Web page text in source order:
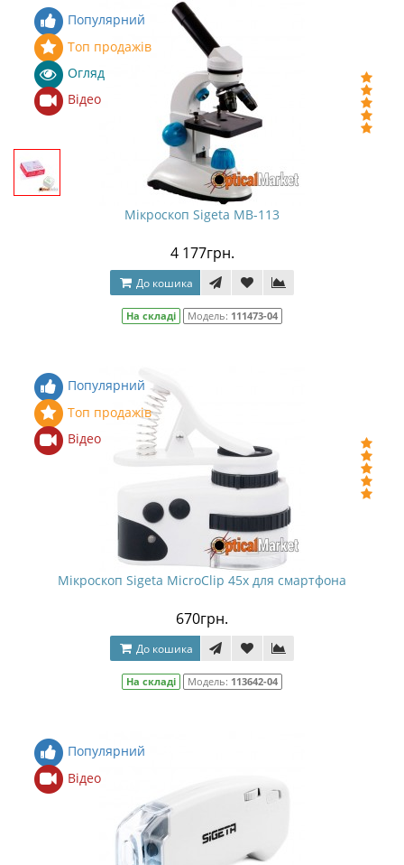
Популярний
Топ продажів
Огляд
Відео
Мікроскоп Sigeta MB-113
4 177грн.
До кошика
На складі Модель: 111473-04
Популярний
Топ продажів
Відео
Мікроскоп Sigeta MicroClip 45x для смартфона
670грн.
До кошика
На складі Модель: 113642-04
Популярний
Відео